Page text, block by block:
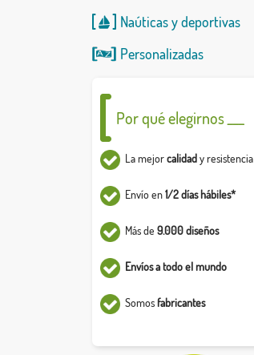
Naúticasydeportivas
Personalizadas
Por qué elegirnos ___
La mejorcalidady resistencia
Envío en1/2 días hábiles*
Más de 9.000 diseños
Envíos a todo el mundo
Somosfabricantes